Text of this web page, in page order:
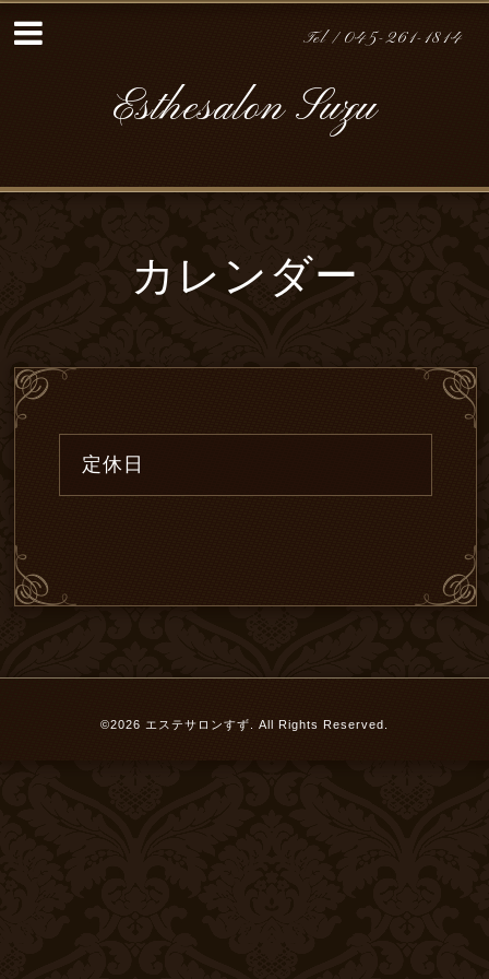
Tel / 045-261-1814
Esthesalon Suzu
カレンダー
定休日
©2026 エステサロンすず . All Rights Reserved.